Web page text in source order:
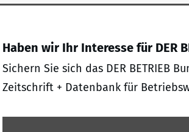
Haben wir Ihr Interesse für DER
Sichern Sie sich das DER BETRIEB
Zeitschrift + Datenbank für